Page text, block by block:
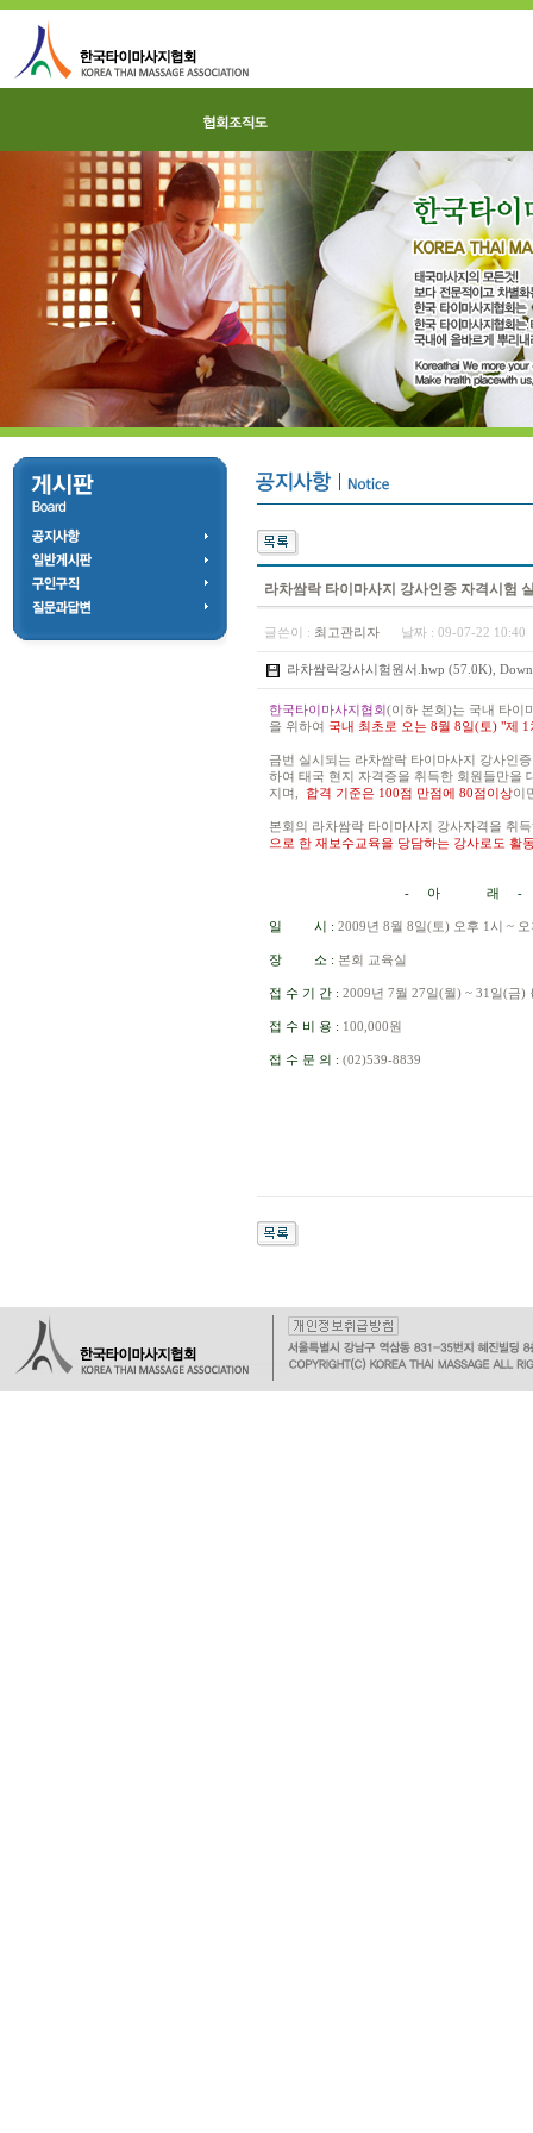
라차쌈락 타이마사지 강사인증 자격시험
글쓴이 : 최고관리자 날짜 : 09-07-22
라차쌈락강사시험원서.hwp (57.0K),
한국타이마사지협회(이하 본회)는 국내 타이
을 위하여 국내 최초로 오는 8월 8일(토) "제
금번 실시되는 라차쌈락 타이마사지 강사인
하여 태국 현지 자격증을 취득한 회원들만을
지며,
합격 기준은 100점 만점에 80점이상이
본회의 라차쌈락 타이마사지 강사자격을 취
으로 한 재보수교육을 당담하는 강사로도 활
- 아 래 -
일 시 : 2009년 8월 8일(토) 오후 1시 ~
장 소 : 본회 교육실
접 수 기 간 : 2009년 7월 27일(월) ~ 31일(금)
접 수 비 용 : 100,000원
접 수 문 의 : (02)539-8839